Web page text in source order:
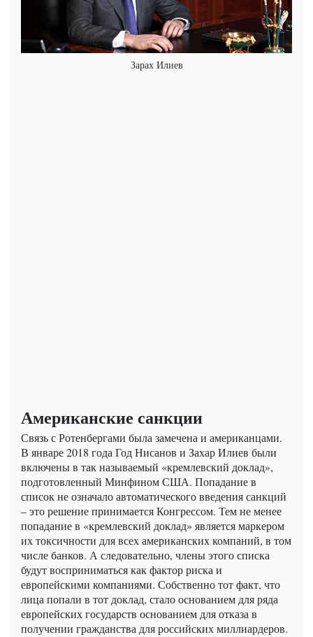
Зарах Илиев
Американские санкции
Связь с Ротенбергами была замечена и американцами.
В январе 2018 года Год Нисанов и Захар Илиев были
включены в так называемый «кремлевский доклад»,
подготовленный Минфином США. Попадание в
список не означало автоматического введения санкций
– это решение принимается Конгрессом. Тем не менее
попадание в «кремлевский доклад» является маркером
их токсичности для всех американских компаний, в том
числе банков. А следовательно, члены этого списка
будут восприниматься как фактор риска и
европейскими компаниями. Собственно тот факт, что
лица попали в тот доклад, стало основанием для ряда
европейских государств основанием для отказа в
получении гражданства для российских миллиардеров.